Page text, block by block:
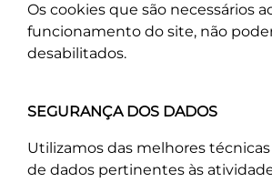
Os cookies que são necessários
funcionamento do site, não
desabilitados.
SEGURANÇA DOS DADOS
Utilizamos das melhores
de dados pertinentes às